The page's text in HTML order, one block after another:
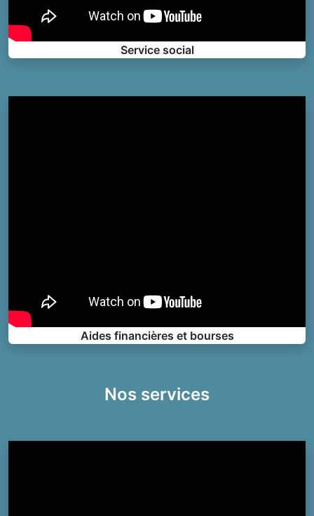
Service social
Aides financières et bourses
Nos services